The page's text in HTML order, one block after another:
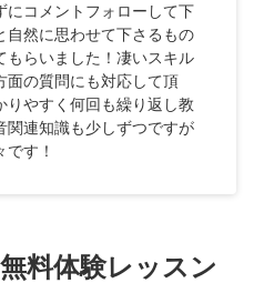
にコメントフォローして下
自然に思わせて下さるもの
もらいました！凄いスキル
面の質問にも対応して頂
りやすく何回も繰り返し教
関連知識も少しずつですが
す！
料体験レッスン